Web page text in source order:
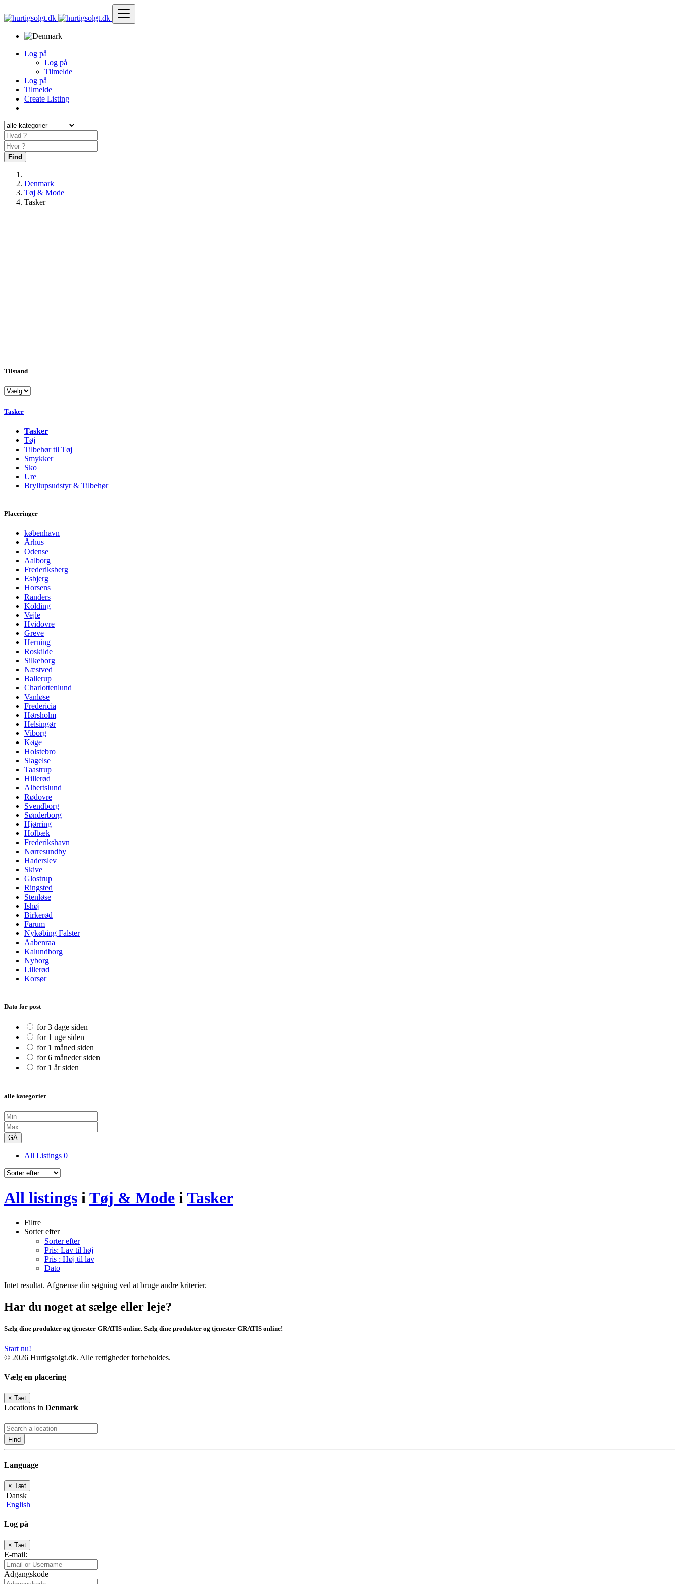
Log på
Log på
Tilmelde
Log på
Tilmelde
Create Listing
Find
Denmark
Tøj & Mode
Tasker
Tilstand
Tasker
Tasker
Tøj
Tilbehør til Tøj
Smykker
Sko
Ure
Bryllupsudstyr & Tilbehør
Placeringer
københavn
Århus
Odense
Aalborg
Frederiksberg
Esbjerg
Horsens
Randers
Kolding
Vejle
Hvidovre
Greve
Herning
Roskilde
Silkeborg
Næstved
Ballerup
Charlottenlund
Vanløse
Fredericia
Hørsholm
Helsingør
Viborg
Køge
Holstebro
Slagelse
Taastrup
Hillerød
Albertslund
Rødovre
Svendborg
Sønderborg
Hjørring
Holbæk
Frederikshavn
Nørresundby
Haderslev
Skive
Glostrup
Ringsted
Stenløse
Ishøj
Birkerød
Farum
Nykøbing Falster
Aabenraa
Kalundborg
Nyborg
Lillerød
Korsør
Dato for post
for 3 dage siden
for 1 uge siden
for 1 måned siden
for 6 måneder siden
for 1 år siden
alle kategorier
GÅ
All Listings 0
All listings i Tøj & Mode i Tasker
Filtre
Sorter efter
Sorter efter
Pris: Lav til høj
Pris : Høj til lav
Dato
Intet resultat. Afgrænse din søgning ved at bruge andre kriterier.
Har du noget at sælge eller leje?
Sælg dine produkter og tjenester GRATIS online. Sælg dine produkter og tjenester GRATIS online!
Start nu!
© 2026 Hurtigsolgt.dk. Alle rettigheder forbeholdes.
Vælg en placering
× Tæt
Locations in Denmark
Find
Language
× Tæt
Dansk
English
Log på
× Tæt
E-mail:
Adgangskode